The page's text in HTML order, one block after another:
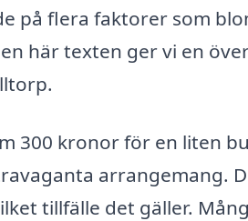
på flera faktorer som
här texten ger vi en
300 kronor för en liten
arrangemang.
tillfälle det gäller.